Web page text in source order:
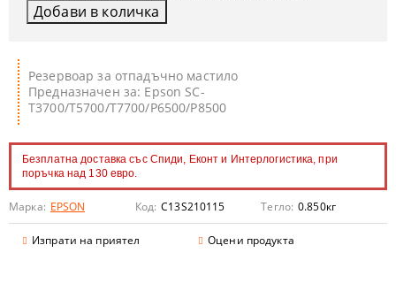
Резервоар за отпадъчно мастило
Предназначен за: Epson SC-
T3700/T5700/T7700/P6500/P8500
Безплатна доставка със Спиди, Еконт и Интерлогистика, при
поръчка над 130 евро.
Марка: EPSON Код: C13S210115 Тегло: 0.850кг
Изпрати на приятел Оцени продукта